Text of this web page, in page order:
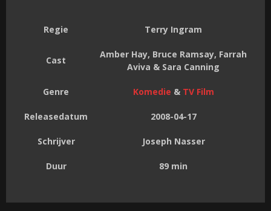
Regie Terry Ingram
Cast
Amber Hay, Bruce Ramsay, Farrah
Aviva & Sara Canning
Genre Komedie & TV Film
Releasedatum 2008-04-17
Schrijver Joseph Nasser
Duur 89 min